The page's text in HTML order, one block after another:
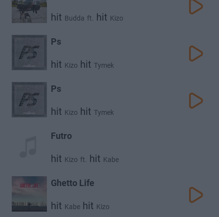
hit Budda ft. hit Kizo
Ps
hit Kizo hit Tymek
Ps
hit Kizo hit Tymek
Futro
hit Kizo ft. hit Kabe
Ghetto Life
hit Kabe hit Kizo